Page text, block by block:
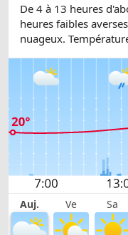
De 4 à 13 heures
heures faibles
nuageux.
Auj. Ve Sa